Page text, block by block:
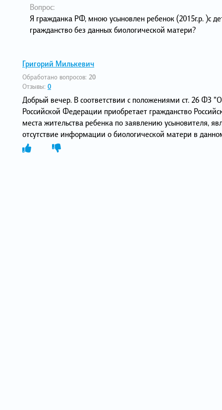
Вопрос:
Я гражданка РФ, мною усыновлен ребенок (2015г.р. )с
гражданство без данных биологической матери?
Григорий Милькевич
Обработано вопросов: 20
Отзывы: 0
Добрый вечер. В соответствии с положениями ст. 26 ФЗ
Российской Федерации приобретает гражданство
места жительства ребенка по заявлению усыновителя,
отсутствие информации о биологической матери в